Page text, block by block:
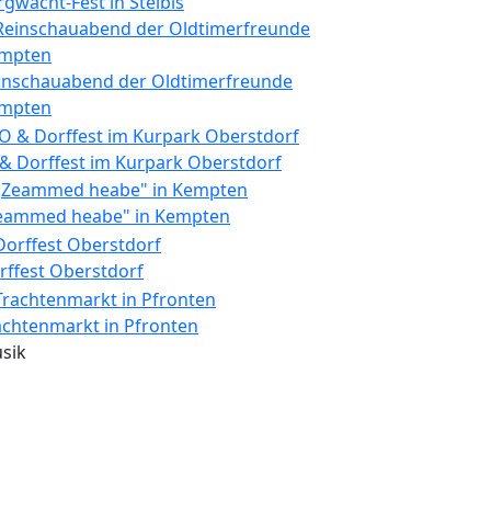
der Oldtimerfreunde
& Dorffest im Kurpark Oberstdorf
heabe" in Kempten
Oberstdorf
in Pfronten